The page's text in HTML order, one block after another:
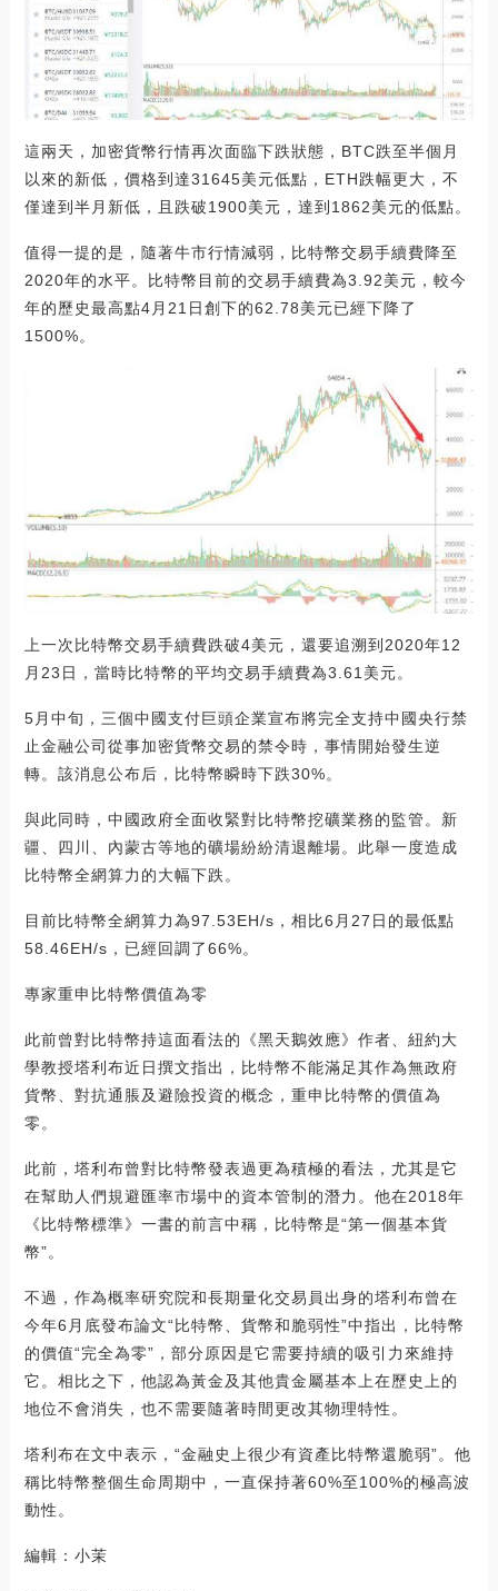
這兩天，加密貨幣行情再次面臨下跌狀態，BTC跌至半個月
以來的新低，價格到達31645美元低點，ETH跌幅更大，不
僅達到半月新低，且跌破1900美元，達到1862美元的低點。
值得一提的是，隨著牛市行情減弱，比特幣交易手續費降至
2020年的水平。比特幣目前的交易手續費為3.92美元，較今
年的歷史最高點4月21日創下的62.78美元已經下降了
1500%。
上一次比特幣交易手續費跌破4美元，還要追溯到2020年12
月23日，當時比特幣的平均交易手續費為3.61美元。
5月中旬，三個中國支付巨頭企業宣布將完全支持中國央行禁
止金融公司從事加密貨幣交易的禁令時，事情開始發生逆
轉。該消息公布后，比特幣瞬時下跌30%。
與此同時，中國政府全面收緊對比特幣挖礦業務的監管。新
疆、四川、內蒙古等地的礦場紛紛清退離場。此舉一度造成
比特幣全網算力的大幅下跌。
目前比特幣全網算力為97.53EH/s，相比6月27日的最低點
58.46EH/s，已經回調了66%。
專家重申比特幣價值為零
此前曾對比特幣持這面看法的《黑天鵝效應》作者、紐約大
學教授塔利布近日撰文指出，比特幣不能滿足其作為無政府
貨幣、對抗通脹及避險投資的概念，重申比特幣的價值為
零。
此前，塔利布曾對比特幣發表過更為積極的看法，尤其是它
在幫助人們規避匯率市場中的資本管制的潛力。他在2018年
《比特幣標準》一書的前言中稱，比特幣是“第一個基本貨
幣”。
不過，作為概率研究院和長期量化交易員出身的塔利布曾在
今年6月底發布論文“比特幣、貨幣和脆弱性”中指出，比特幣
的價值“完全為零”，部分原因是它需要持續的吸引力來維持
它。相比之下，他認為黃金及其他貴金屬基本上在歷史上的
地位不會消失，也不需要隨著時間更改其物理特性。
塔利布在文中表示，“金融史上很少有資產比特幣還脆弱”。他
稱比特幣整個生命周期中，一直保持著60%至100%的極高波
動性。
編輯：小茉